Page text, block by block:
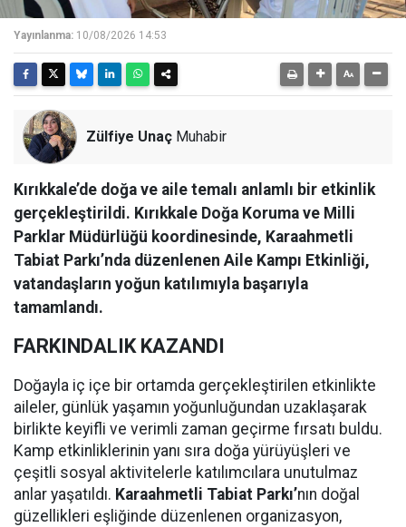
Yayınlanma: 10/08/2026 14:53
Zülfiye Unaç Muhabir
Kırıkkale’de doğa ve aile temalı anlamlı bir etkinlik
gerçekleştirildi. Kırıkkale Doğa Koruma ve Milli
Parklar Müdürlüğü koordinesinde, Karaahmetli
Tabiat Parkı’nda düzenlenen Aile Kampı Etkinliği,
vatandaşların yoğun katılımıyla başarıyla
tamamlandı.
FARKINDALIK KAZANDI
Doğayla iç içe bir ortamda gerçekleştirilen etkinlikte
aileler, günlük yaşamın yoğunluğundan uzaklaşarak
birlikte keyifli ve verimli zaman geçirme fırsatı buldu.
Kamp etkinliklerinin yanı sıra doğa yürüyüşleri ve
çeşitli sosyal aktivitelerle katılımcılara unutulmaz
anlar yaşatıldı. Karaahmetli Tabiat Parkı’nın doğal
güzellikleri eşliğinde düzenlenen organizasyon,